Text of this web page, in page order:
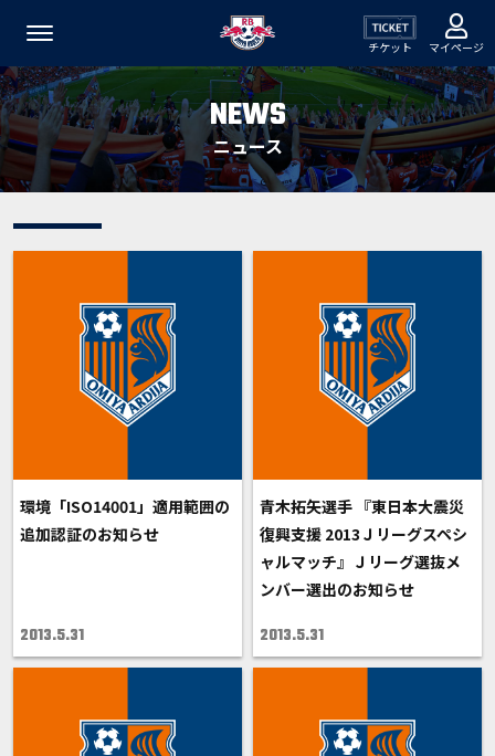
チケット マイページ
NEWS
ニュース
環境「ISO14001」適用範囲の
追加認証のお知らせ
2013.5.31
青木拓矢選手 『東日本大震災
復興支援 2013Ｊリーグスペシ
ャルマッチ』Ｊリーグ選抜メ
ンバー選出のお知らせ
2013.5.31